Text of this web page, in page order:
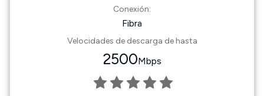
Conexión:
Fibra
Velocidades de descarga de hasta
2500Mbps